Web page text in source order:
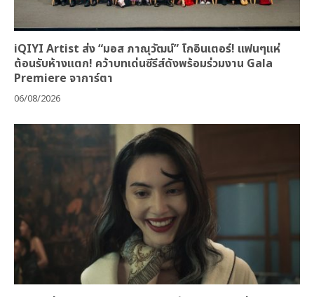
iQIYI Artist ส่ง “มอส ภาณุวัฒน์” โกอินเตอร์! แฟนๆแห่
ต้อนรับห้างแตก! คว้าบทเด่นซีรีส์ดังพร้อมร่วมงาน Gala
Premiere จาการ์ตา
06/08/2026